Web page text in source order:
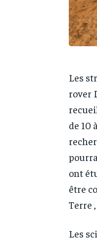
Les
rover
de 10
ont
être
Terre
Les